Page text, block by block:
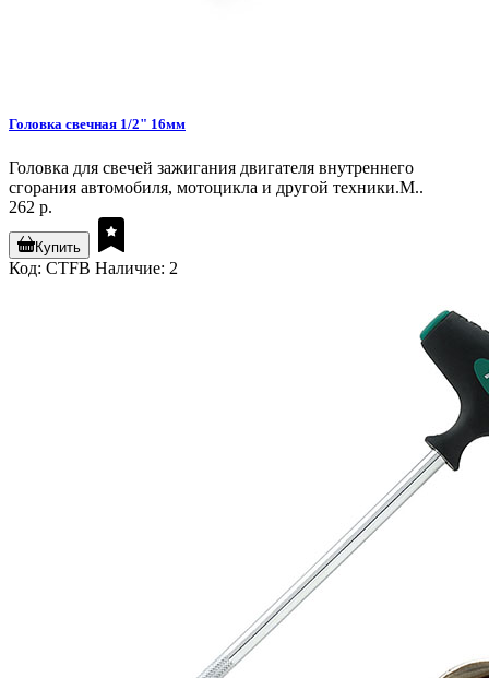
Головка свечная 1/2" 16мм
Головка для свечей зажигания двигателя внутреннего
сгорания автомобиля, мотоцикла и другой техники.М..
262 р.
Купить
Код: CTFB Наличие: 2